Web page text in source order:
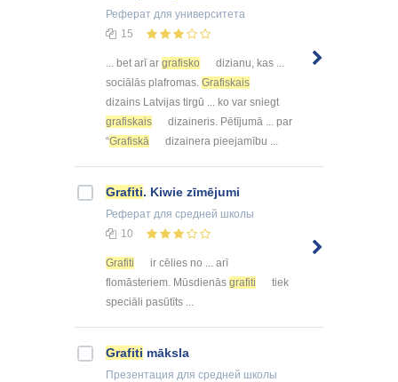
Реферат для университета
15
... bet arī ar grafisko
dizianu, kas ...
sociālās plafromas. Grafiskais
dizains Latvijas tirgū ... ko var sniegt
grafiskais
dizaineris. Pētījumā ... par
“Grafiskā dizainera pieejamību ...
Grafiti. Kiwie zīmējumi
Реферат для средней школы
10
Grafiti
ir cēlies no ... arī
flomāsteriem. Mūsdienās grafiti
tiek
speciāli pasūtīts ...
Grafiti māksla
Презентация для средней школы